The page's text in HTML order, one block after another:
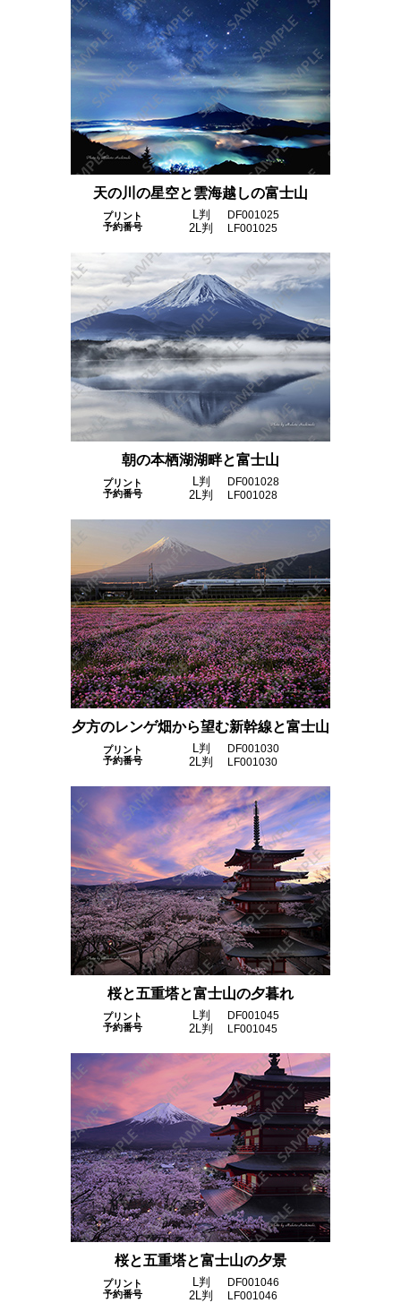
天の川の星空と雲海越しの富士山
プリント
予約番号
L判 DF001025
2L判 LF001025
朝の本栖湖湖畔と富士山
プリント
予約番号
L判 DF001028
2L判 LF001028
夕方のレンゲ畑から望む新幹線と富士山
プリント
予約番号
L判 DF001030
2L判 LF001030
桜と五重塔と富士山の夕暮れ
プリント
予約番号
L判 DF001045
2L判 LF001045
桜と五重塔と富士山の夕景
プリント
予約番号
L判 DF001046
2L判 LF001046